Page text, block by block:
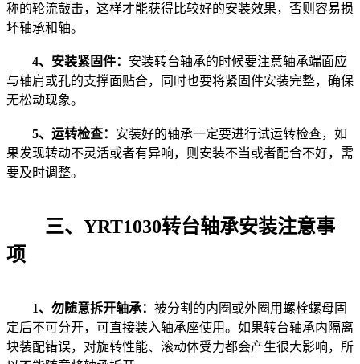
称的轮流敲击，这样才能获得比较好的安装效果，否则容易损
坏轴承和轴。
4、安装紧固件： 安装转台轴承的时候要注意轴承端面应
与轴肩或孔的支撑面贴合，同时也要将紧固件安装完整，确保
无松动现象。
5、运转检查： 安装好的轴承一定要进行试运转检查，如
果发现转动不灵活或者有异响，则安装不当或者配合不好，需
要及时调整。
三、YRT1030转台轴承安装注意事
项
1、勿随意拆开轴承： 被分割的内圈或外圈用螺栓螺母固
定后不可分开，可直接装入轴承座使用。如果转台轴承内隔离
块装配错误，对旋转性能、滚动体受力都会产生很大影响，所